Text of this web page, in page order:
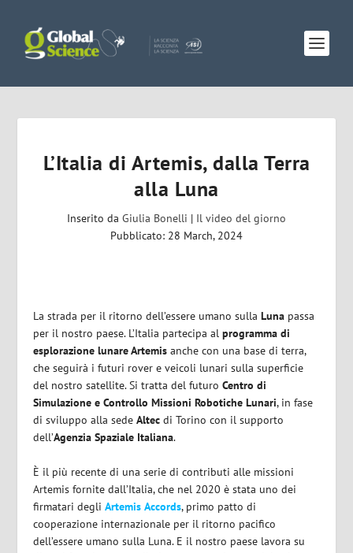
L’Italia di Artemis, dalla Terra
alla Luna
Inserito da Giulia Bonelli | Il video del giorno
Pubblicato: 28 March, 2024
La strada per il ritorno dell’essere umano sullaLuna passa
per il nostro paese. L’Italia partecipa alprogramma di
esplorazione lunare Artemis anche con una base di terra,
che seguirà i futuri rover e veicoli lunari sulla superficie
del nostro satellite. Si tratta del futuroCentro di
Simulazione e Controllo Missioni Robotiche Lunari, in fase
di sviluppo alla sedeAltec di Torino con il supporto
dell’Agenzia Spaziale Italiana.
È il più recente di una serie di contributi alle missioni
Artemis fornite dall’Italia, che nel 2020 è stata uno dei
firmatari degliArtemis Accords, primo patto di
cooperazione internazionale per il ritorno pacifico
dell’essere umano sulla Luna. E il nostro paese lavora su